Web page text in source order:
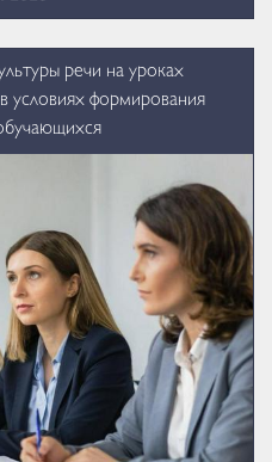
речи на уроках
условиях формирования